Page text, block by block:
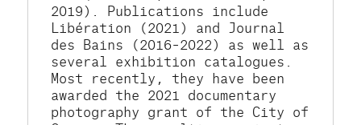
2019). Publications include
Libération (2021) and Journal
des Bains (2016–2022) as well as
several exhibition catalogues.
Most recently, they have been
awarded the 2021 documentary
photography grant of the City of